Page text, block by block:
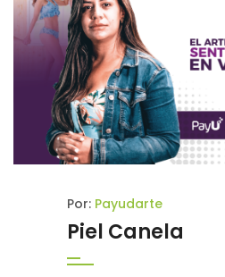
Por: Payudarte
Piel Canela